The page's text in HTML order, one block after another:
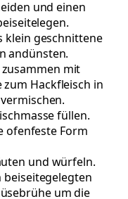
und einen
klein geschnittene
andünsten.
mit
Hackfleisch in
füllen.
ofenfeste Form
und würfeln.
beiseitegelegten
um die